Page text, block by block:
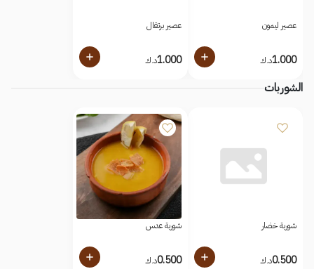
عصير ليمون
1.000د.ك
عصير برتقال
1.000د.ك
الشوربات
شوربة خضار
0.500د.ك
شوربة عدس
0.500د.ك